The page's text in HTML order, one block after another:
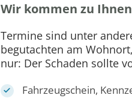
Wir kommen zu Ihnen
Termine sind unter
begutachten am
nur: Der Schaden sollte
Fahrzeugschein,